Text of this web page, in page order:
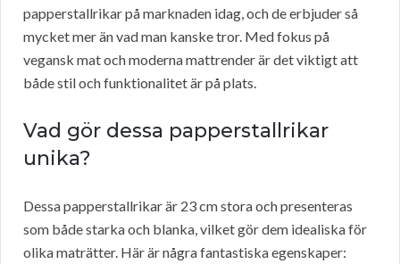
papperstallrikar på marknaden idag, och de erbjuder så
mycket mer än vad man kanske tror. Med fokus på
vegansk mat och moderna mattrender är det viktigt att
både stil och funktionalitet är på plats.
Vad gör dessa papperstallrikar
unika?
Dessa papperstallrikar är 23 cm stora och presenteras
som både starka och blanka, vilket gör dem idealiska för
olika maträtter. Här är några fantastiska egenskaper: